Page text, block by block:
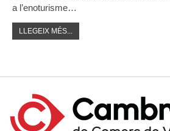
a l’enoturisme…
LLEGEIX MÉS...